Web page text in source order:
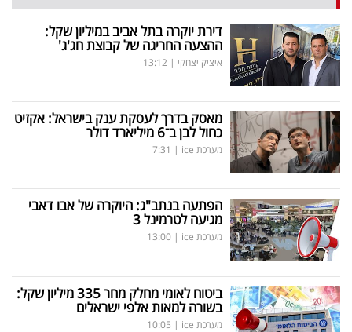
דירת יוקרה בתל אביב במיליון שקל:
ההצעה החריגה של קבוצת חג'ג'
איציק יצחקי |
13:12
מאסק בדרך לעסקת ענק בישראל: אקזיט
כחול לבן ב־6 מיליארד דולר
מערכת ice |
7:31
הפתעה בנתב"ג: היוקרה של אבו דאבי
מגיעה לטרמינל 3
מערכת ice |
13:00
ביטוח לאומי מחלק מחר 335 מיליון שקל:
בשורה למאות אלפי ישראלים
מערכת ice |
10:05